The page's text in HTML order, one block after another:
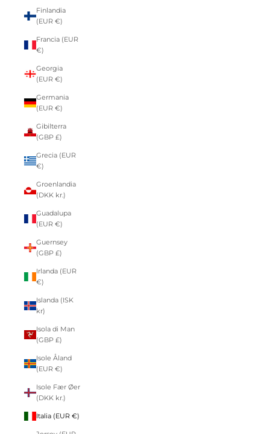
Finlandia
(EUR €)
Francia (EUR
€)
Georgia
(EUR €)
Germania
(EUR €)
Gibilterra
(GBP £)
Grecia (EUR
€)
Groenlandia
(DKK kr.)
Guadalupa
(EUR €)
Guernsey
(GBP £)
Irlanda (EUR
€)
Islanda (ISK
kr)
Isola di Man
(GBP £)
Isole Åland
(EUR €)
Isole Fær Øer
(DKK kr.)
Italia (EUR €)